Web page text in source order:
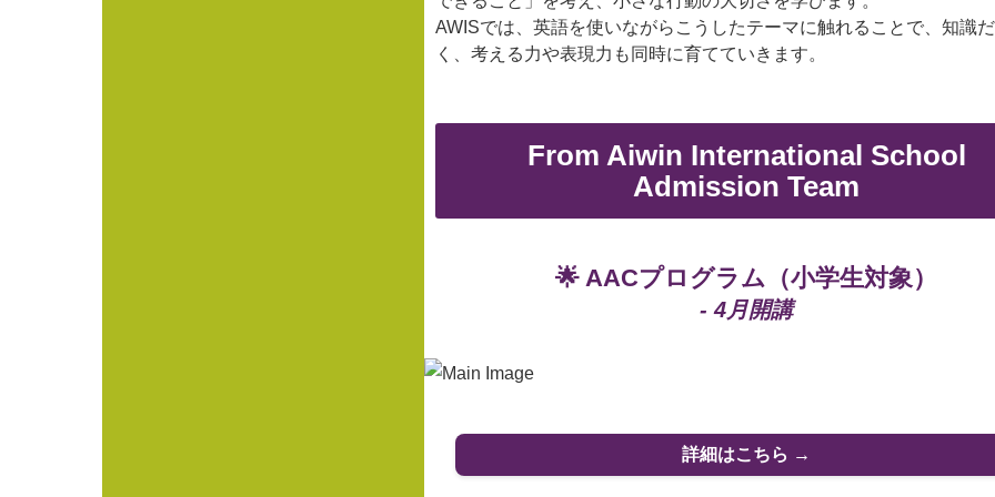
AWISでは、英語を使いながらこうしたテーマに触れることで、知識
く、考える力や表現力も同時に育てていきます。
From Aiwin International School
Admission Team
🌟 AACプログラム（小学生対象）
- 4月開講
詳細はこちら →